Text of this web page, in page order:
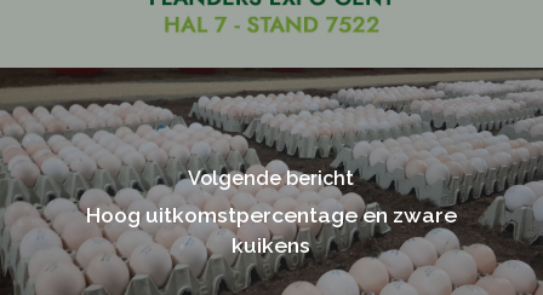
Volgende bericht
Hoog uitkomstpercentage en zware
kuikens